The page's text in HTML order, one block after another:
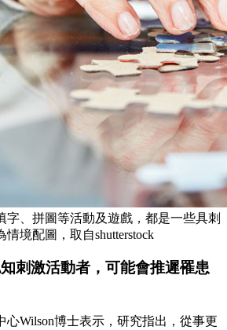
字、拼圖等活動及遊戲，都是一些具刺
境配圖，取自shutterstock
刺激活動者，可能會推遲罹患
心Wilson博士表示，研究指出，從事更